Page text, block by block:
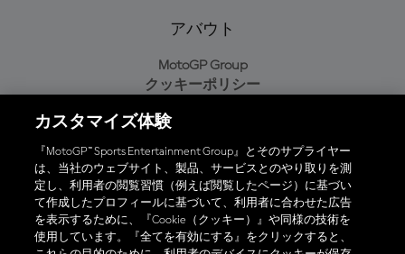
アバウト
MotoGP Group
クッキーポリシー
プライバシーポリシー
購入ポリシー
オフィシャルアプリ
カスタマイズ体験
『MotoGP™ Sports Entertainment Group』とそのサプライヤー
は、当社のウェブサイト、製品、サービスとのやり取りを測
定し、利用者の閲覧習慣（例えば閲覧したページ）に基づい
て作成したプロフィールに基づいて、利用者に合わせた広告
を表示するために、『Cookie（クッキー）』や同様の技術を
使用しています。『全てを有効にする』をクリックすると、